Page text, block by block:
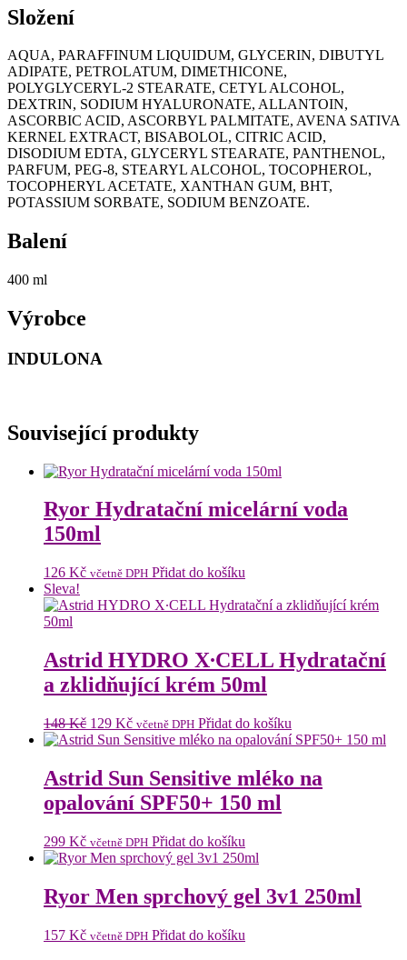
Složení
AQUA, PARAFFINUM LIQUIDUM, GLYCERIN, DIBUTYL
ADIPATE, PETROLATUM, DIMETHICONE,
POLYGLYCERYL-2 STEARATE, CETYL ALCOHOL,
DEXTRIN, SODIUM HYALURONATE, ALLANTOIN,
ASCORBIC ACID, ASCORBYL PALMITATE, AVENA SATIVA
KERNEL EXTRACT, BISABOLOL, CITRIC ACID,
DISODIUM EDTA, GLYCERYL STEARATE, PANTHENOL,
PARFUM, PEG-8, STEARYL ALCOHOL, TOCOPHEROL,
TOCOPHERYL ACETATE, XANTHAN GUM, BHT,
POTASSIUM SORBATE, SODIUM BENZOATE.
Balení
400 ml
Výrobce
INDULONA
Související produkty
Ryor Hydratační micelární voda
150ml
126 Kč včetně DPH Přidat do košíku
Sleva!
Astrid HYDRO X∙CELL Hydratační
a zklidňující krém 50ml
148Kč Původní
cena
148 Kč.
129 KčAktuální
cena
129 Kč.
včetně DPH Přidat do košíku
Astrid Sun Sensitive mléko na
opalování SPF50+ 150 ml
299 Kč včetně DPH Přidat do košíku
Ryor Men sprchový gel 3v1 250ml
157 Kč včetně DPH Přidat do košíku